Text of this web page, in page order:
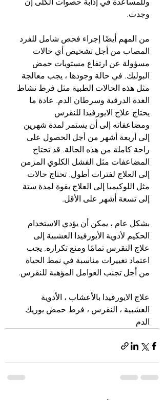
وجدت.
من المهم أيضًا إجراء فحص شامل للفرد
المصاب من أجل تشخيص أي حالات
مسؤولة عن ارتفاع مستويات حمض
البوليك. في حالة وجودها ، يجب معالجة
مثل هذه الحالات الطبية مثل فرط نشاط
الغدة الدرقية وسرطان الدم. عادة ما
يحتاج علاج الايورفيدا للنقرس
ومضاعفاته إلى أن يستمر لمدة شهرين
إلى أربعة أشهر من أجل الحصول على
راحة كاملة من هذه الحالة. قد تحتاج
المضاعفات مثل الفشل الكلوي المزمن
إلى العلاج لفترات أطول. تحتاج حالات
مثل اللوكيميا إلى العلاج بقوة لمدة ستة
إلى تسعة أشهر على الأقل.
بشكل عام ، يمكن أن يؤدي الاستخدام
الحكيم لأدوية الأيورفيدا العشبية إلى
علاج النقرس تمامًا ومنع تكراره. يجب
اعتماد تغييرات مناسبة في نمط الحياة
من أجل تجنب العوامل المؤهبة للنقرس.
علاج الايورفيدا بالأعشاب ، الأدوية
العشبية ، النقرس ، فرط حمض يوريك
الدم